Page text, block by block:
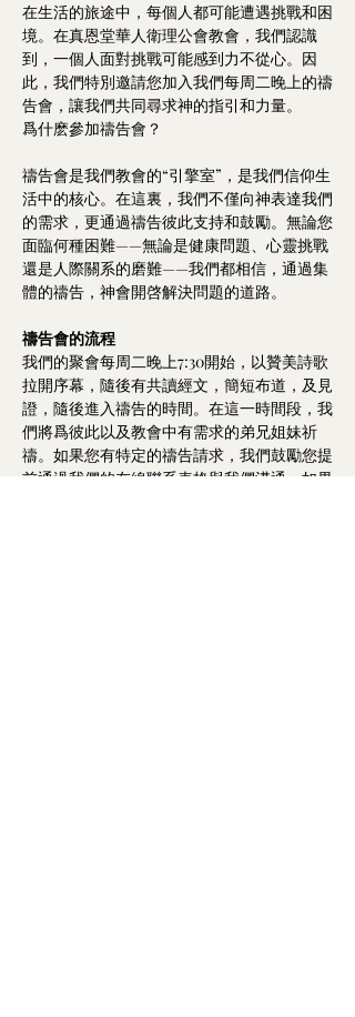
在生活的旅途中，每個人都可能遭遇挑戰和困
境。在真恩堂華人衛理公會教會，我們認識
到，一個人面對挑戰可能感到力不從心。因
此，我們特別邀請您加入我們每周二晚上的禱
告會，讓我們共同尋求神的指引和力量。
爲什麽參加禱告會？
禱告會是我們教會的“引擎室”，是我們信仰生
活中的核心。在這裏，我們不僅向神表達我們
的需求，更通過禱告彼此支持和鼓勵。無論您
面臨何種困難——無論是健康問題、心靈挑戰
還是人際關系的磨難——我們都相信，通過集
體的禱告，神會開啓解決問題的道路。
禱告會的流程
我們的聚會每周二晚上7:30開始，以贊美詩歌
拉開序幕，隨後有共讀經文，簡短布道，及見
證，隨後進入禱告的時間。在這一時間段，我
們將爲彼此以及教會中有需求的弟兄姐妹祈
禱。如果您有特定的禱告請求，我們鼓勵您提
前通過我們的在線聯系表格與我們溝通，如果